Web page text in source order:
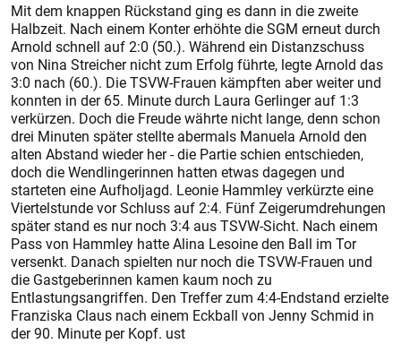
Mit dem knappen Rückstand ging es dann in die zweite
Halbzeit. Nach einem Konter erhöhte die SGM erneut durch
Arnold schnell auf 2:0 (50.). Während ein Distanzschuss
von Nina Streicher nicht zum Erfolg führte, legte Arnold das
3:0 nach (60.). Die TSVW-Frauen kämpften aber weiter und
konnten in der 65. Minute durch Laura Gerlinger auf 1:3
verkürzen. Doch die Freude währte nicht lange, denn schon
drei Minuten später stellte abermals ­Manuela Arnold den
alten Abstand wieder her - die Partie schien entschieden,
doch die Wendlingerinnen hatten etwas dagegen und
starteten eine Aufholjagd. Leonie Hammley verkürzte eine
Viertelstunde vor Schluss auf 2:4. Fünf Zeigerumdrehungen
später stand es nur noch 3:4 aus TSVW-Sicht. Nach einem
Pass von ­Hammley hatte ­Alina Lesoine den Ball im Tor
versenkt. Danach spielten nur noch die TSVW-Frauen und
die Gastgeberinnen kamen kaum noch zu
Entlastungsangriffen. Den Treffer zum 4:4-Endstand erzielte
Franziska Claus nach einem Eckball von Jenny Schmid in
der 90. Minute per Kopf. ust